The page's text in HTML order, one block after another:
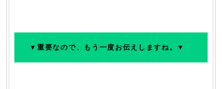
▼重要なので、もう一度お伝えしますね。▼